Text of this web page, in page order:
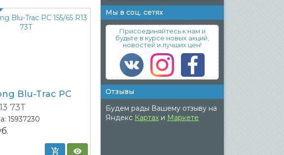
Blu-Trac PC
73T
15937230
Мы в соц. сетях
Присоединяйтесь к нам и
будьте в курсе новых акций,
новостей и лучших цен!
Отзывы
Будем рады Вашему отзыву на
Яндекс Картах и Маркете